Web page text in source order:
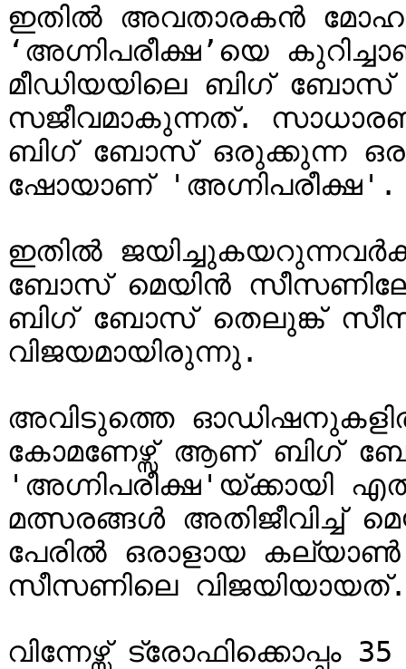
ഇതിൽ അവതാരകൻ
‘അഗ്നിപരീക്ഷ’യെ
മീഡിയയിലെ ബിഗ് ബോസ്
സജീവമാകുന്നത്.
ബിഗ് ബോസ് ഒരുക്കുന്ന
ഷോയാണ് 'അഗ്നിപരീക്ഷ'.
ഇതിൽ
ബോസ് മെയിൻ
ബിഗ് ബോസ് തെലുങ്ക്
വിജയമായിരുന്നു.
അവിടുത്തെ
കോമണേഴ്സ് ആണ് ബിഗ്
'അഗ്നിപരീക്ഷ'യ്ക്കായി
മത്സരങ്ങൾ അതിജീവിച്ച്
പേരിൽ ഒരാളായ
സീസണിലെ വിജയിയായത്.
വിന്നേഴ്സ്